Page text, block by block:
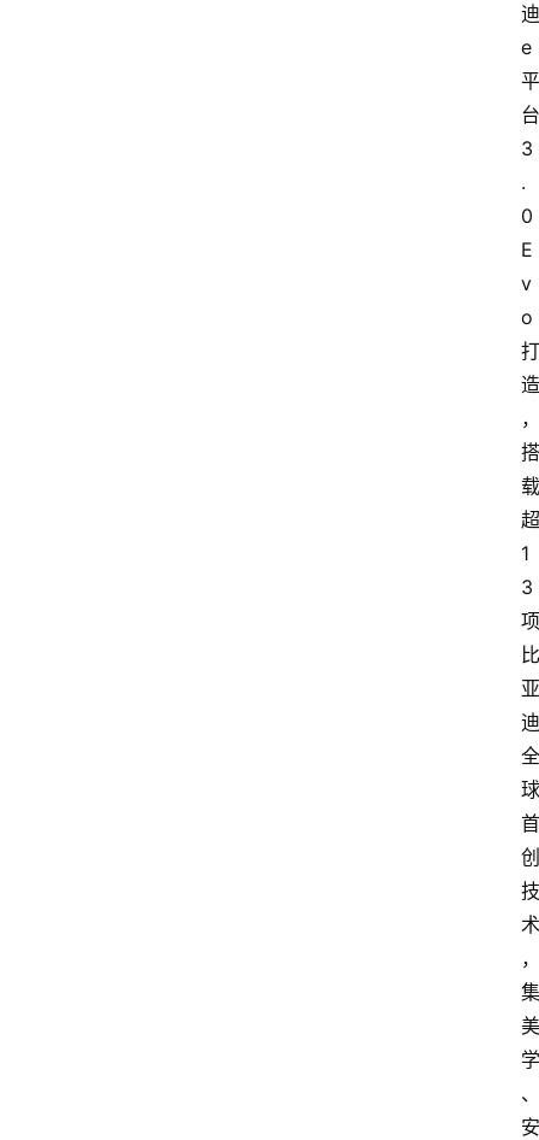
迪
e
平
台
3
.
0
E
v
o
打
造
，
搭
载
超
1
3
项
比
亚
迪
全
球
首
创
技
术
，
集
美
学
、
安